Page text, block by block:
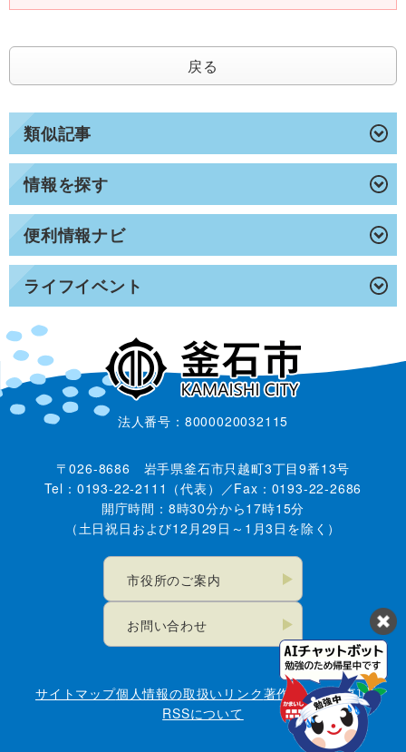
類似記事
情報を探す
便利情報ナビ
ライフイベント
戻る
法人番号：8000020032115
〒026-8686 岩手県釜石市只越町3丁目9番13号
Tel：0193-22-2111（代表）／Fax：0193-22-2686
開庁時間：8時30分から17時15分
（土日祝日および12月29日～1月3日を除く）
市役所のご案内
お問い合わせ
サイトマップ個人情報の取扱い リンク著作権・免責事項
RSSについて